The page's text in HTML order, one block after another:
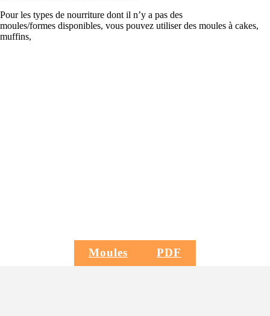
Pour les types de nourriture dont il n’y a pas des
moules/formes disponibles, vous pouvez utiliser des moules à cakes,
muffins,
Moules PDF